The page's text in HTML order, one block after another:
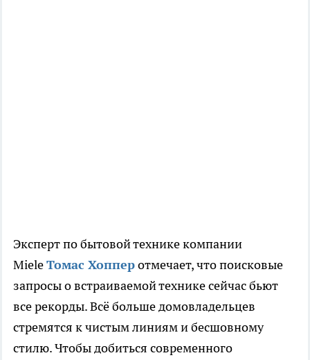
Эксперт по бытовой технике компании
MieleТомас Хопперотмечает, что поисковые
запросы о встраиваемой технике сейчас бьют
все рекорды. Всё больше домовладельцев
стремятся к чистым линиям и бесшовному
стилю. Чтобы добиться современного